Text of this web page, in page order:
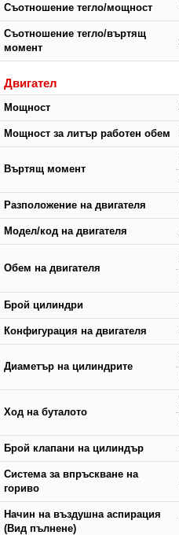
Съотношение тегло/мощност
Съотношение тегло/въртящ
момент
Двигател
Мощност
Мощност за литър работен обем
Въртящ момент
Разположение на двигателя
Модел/код на двигателя
Обем на двигателя
Брой цилиндри
Конфигурация на двигателя
Диаметър на цилиндрите
Ход на буталото
Брой клапани на цилиндър
Система за впръскване на
гориво
Начин на въздушна аспирация
(Вид пълнене)